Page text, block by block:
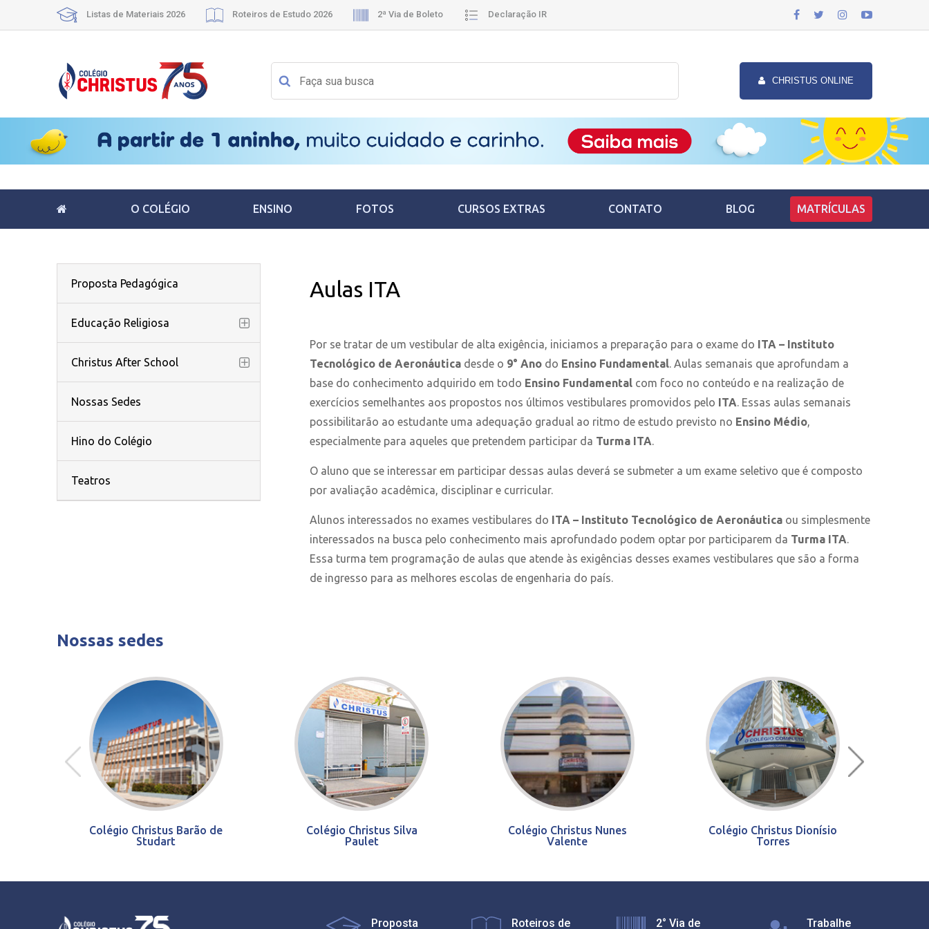
Listas de Materiais 2026 Roteiros de Estudo 2026 2ª Via de Boleto Declaração IR
CHRISTUS ONLINE
O COLÉGIO ENSINO FOTOS CURSOS EXTRAS CONTATO BLOG MATRÍCULAS
Proposta Pedagógica
Educação Religiosa
Christus After School
Nossas Sedes
Hino do Colégio
Teatros
Aulas ITA
Por se tratar de um vestibular de alta exigência, iniciamos a preparação para o exame do ITA – Instituto
Tecnológico de Aeronáuticadesde o 9° Anodo Ensino Fundamental . Aulas semanais que aprofundam a
base do conhecimento adquirido em todo Ensino Fundamental com foco no conteúdo e na realização de
exercícios semelhantes aos propostos nos últimos vestibulares promovidos pelo ITA . Essas aulas semanais
possibilitarão ao estudante uma adequação gradual ao ritmo de estudo previsto no Ensino Médio,
especialmente para aqueles que pretendem participar da Turma ITA
O aluno que se interessar em participar dessas aulas deverá se submeter a um exame seletivo que é composto
por avaliação acadêmica, disciplinar e curricular.
Alunos interessados no exames vestibulares do ITA – Instituto Tecnológico de Aeronáuticaou simplesmente
interessados na busca pelo conhecimento mais aprofundado podem optar por participarem da Turma ITA
Essa turma tem programação de aulas que atende às exigências desses exames vestibulares que são a forma
de ingresso para as melhores escolas de engenharia do país.
Nossas sedes
Colégio Christus Barão de
Studart
Colégio Christus Silva
Paulet
Colégio Christus Nunes
Valente
Colégio Christus Dionísio
Torres
Proposta Roteiros de 2° Via de Trabalhe